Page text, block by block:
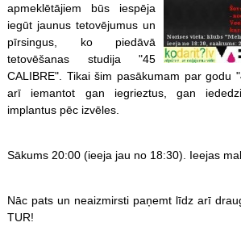
apmeklētājiem būs iespēja
iegūt jaunus tetovējumus un
pīrsingus, ko piedāvā
tetovēšanas studija "45
CALIBRE". Tikai šim pasākumam par godu
arī iemantot gan iegrieztus, gan
implantus pēc izvēles.
Sākums 20:00 (ieeja jau no 18:30). Ieejas
Nāc pats un neaizmirsti paņemt līdz arī
TUR!